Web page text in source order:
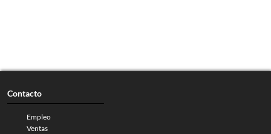
Contacto
Empleo
Ventas